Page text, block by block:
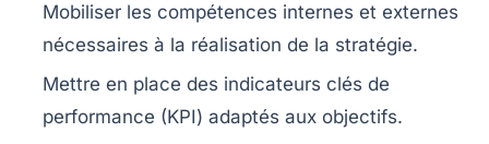
Mobiliser les compétences internes et externes
nécessaires à la réalisation de la stratégie.
Mettre en place des indicateurs clés de
performance (KPI) adaptés aux objectifs.